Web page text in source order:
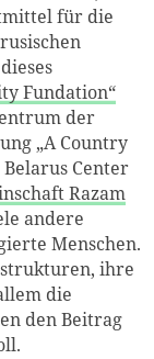
für die
Fundation“
der
„A Country
Center
Razam
andere
Menschen.
ihre
die
den Beitrag